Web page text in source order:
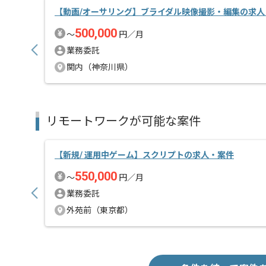
【動画/オーサリング】ブライダル映像撮影・編集の求
〜500,000 円／月
業務委託
関内（神奈川県）
リモートワークが可能な案件
【新規/ 運用中ゲーム】スクリプトの求人・案件
〜550,000 円／月
業務委託
外苑前（東京都）